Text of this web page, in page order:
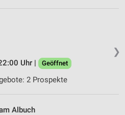
❯
Uhr |
Geöffnet
2 Prospekte
Albuch
der Angebote
zur Auswahl von